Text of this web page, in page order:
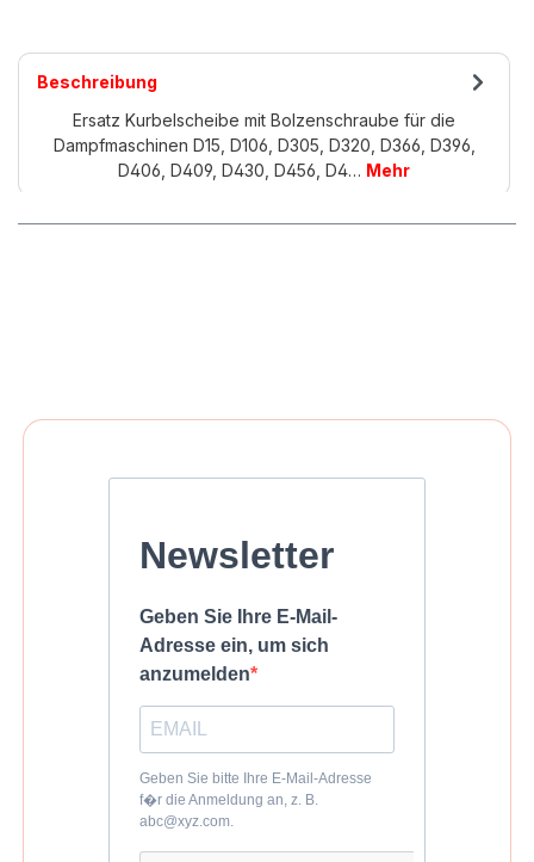
Beschreibung
Ersatz Kurbelscheibe mit Bolzenschraube für die
Dampfmaschinen D15, D106, D305, D320, D366, D396,
D406, D409, D430, D456, D4… Mehr
Newsletter
Geben Sie Ihre E-Mail-
Adresse ein, um sich
anzumelden
Geben Sie bitte Ihre E-Mail-Adresse
f�r die Anmeldung an, z. B.
abc@xyz.com.